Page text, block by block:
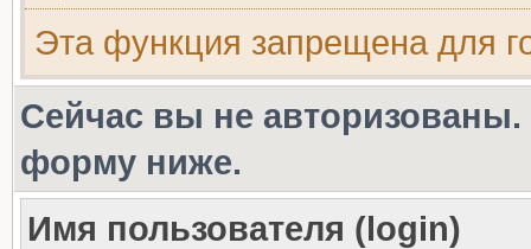
Эта функция запрещена для
Сейчас вы не авторизованы.
форму ниже.
Имя пользователя (login)